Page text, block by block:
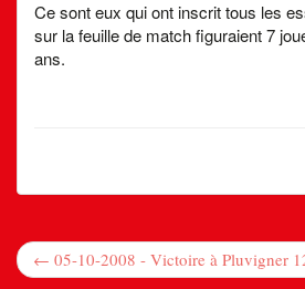
Ce sont eux qui ont inscrit tous les
sur la feuille de match figuraient 7
ans.
← 05-10-2008 - Victoire à Pluvigner